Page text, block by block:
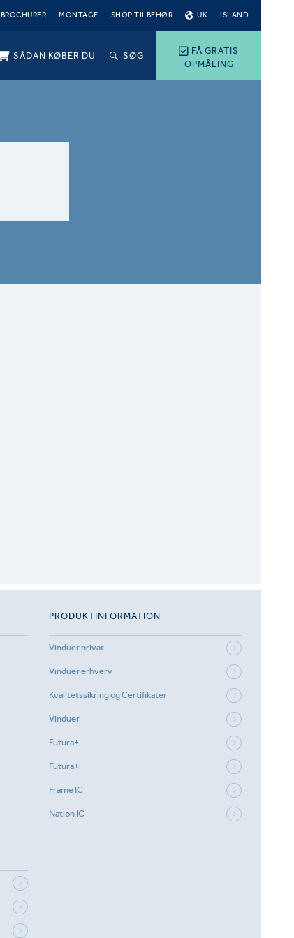
BROCHURER MONTAGE SHOP TILBEHØR UK ISLAND
FÅ GRATIS
OPMÅLING
SÅDAN KØBER DU SØG
PRODUKTINFORMATION
Vinduer privat
Vinduer erhverv
Kvalitetssikring og Certifikater
Vinduer
Futura+
Futura+i
Frame IC
Nation IC